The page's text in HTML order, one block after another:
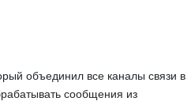
объединил все каналы связи в
сообщения из